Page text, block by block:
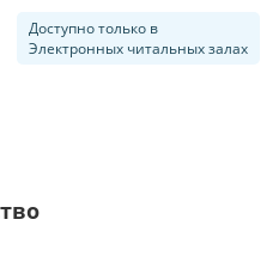
Доступно только в
Электронных читальных залах